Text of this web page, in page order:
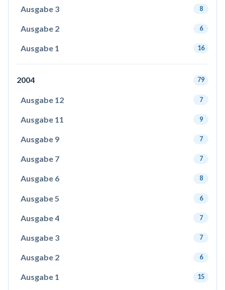
Ausgabe 3 8
Ausgabe 2 6
Ausgabe 1 16
2004 79
Ausgabe 12 7
Ausgabe 11 9
Ausgabe 9 7
Ausgabe 7 7
Ausgabe 6 8
Ausgabe 5 6
Ausgabe 4 7
Ausgabe 3 7
Ausgabe 2 6
Ausgabe 1 15